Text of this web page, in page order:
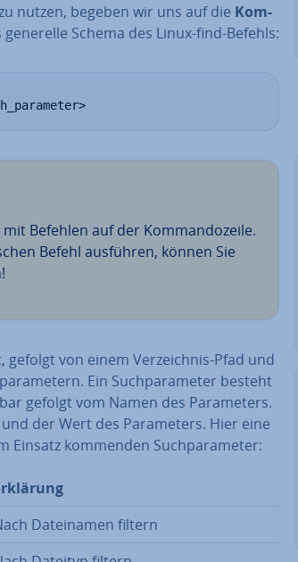
nutzen, begeben wir uns auf die Kom­
Schema des Linux-find-Befehls:
Befehlen auf der Kom­man­do­zei­le.
Befehl ausführen, können Sie
von einem Ver­zeich­nis-Pfad und
Ein Such­pa­ra­me­ter besteht
gefolgt vom Namen des Pa­ra­me­ters.
der Wert des Pa­ra­me­ters. Hier eine
Einsatz kommenden Such­pa­ra­me­ter:
Da­tei­na­men filtern